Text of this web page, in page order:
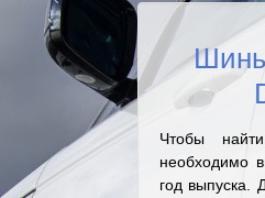
Чтобы
необходимо
год выпуска.